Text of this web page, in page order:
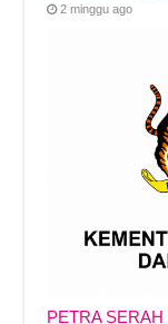
2 minggu ago
PETRA